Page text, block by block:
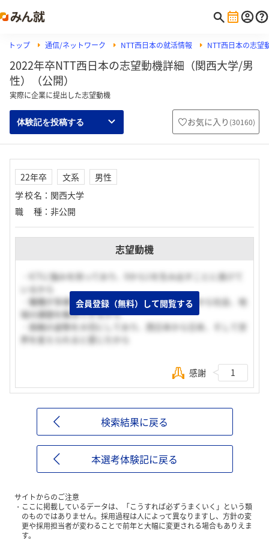
トップ 通信/ネットワーク NTT西日本の就活情報 NTT西日本の志望
2022年卒NTT西日本の志望動機詳細（関西大学/男
性）（公開）
実際に企業に提出した志望動機
体験記を投稿する お気に入り (30160)
22年卒 文系
男性
学校名 ： 関西大学
職種 ： 非公開
志望動機
・ICTに強みを持っており、0から1を生み出すことに長けて
いるから
・職種が多様であり、通信を通して様々な角度から社会、地
域の課題を解決できるから
・挑戦の姿勢を大切にしており、西日本から日本、そして世
界を変えられると感じたから
会員登録（無料）して閲覧する
感謝 1
検索結果に戻る
本選考体験記に戻る
サイトからのご注意
ここに掲載しているデータは、「こうすれば必ずうまくいく」という類
のものではありません。採用過程は人によって異なりますし、方針の変
更や採用担当者が変わることで前年と大幅に変更される場合もありえま
す。